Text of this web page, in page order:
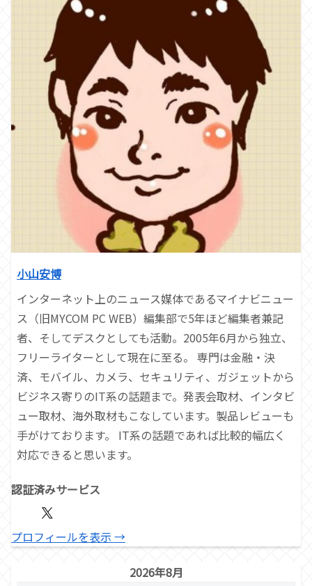
小山安博
インターネット上のニュース媒体であるマイナビニュー
ス（旧MYCOM PC WEB）編集部で5年ほど編集者兼記
者、そしてデスクとしても活動。2005年6月から独立、
フリーライターとして現在に至る。 専門は金融・決
済、モバイル、カメラ、セキュリティ、ガジェットから
ビジネス寄りのIT系の話題まで。発表会取材、インタビ
ュー取材、海外取材もこなしています。製品レビューも
手がけております。 IT系の話題であれば比較的幅広く
対応できると思います。
認証済みサービス
プロフィールを表示 →
2026年8月